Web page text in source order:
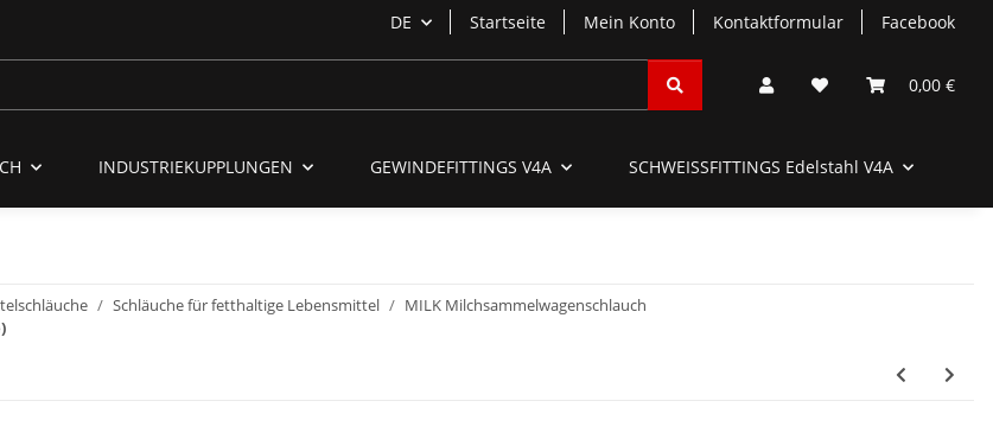
DE Startseite Mein Konto Kontaktformular Facebook
0,00 €
INDUSTRIEKUPPLUNGEN GEWINDEFITTINGS V4A SCHWEISSFITTINGS Edelstahl V4A
Schläuche für fetthaltige Lebensmittel
MILK Milchsammelwagenschlauch